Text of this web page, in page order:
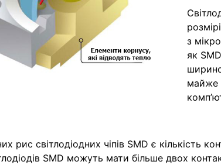
з
як
майже
рис світлодіодних чіпів SMD є кількість
SMD можуть мати більше двох